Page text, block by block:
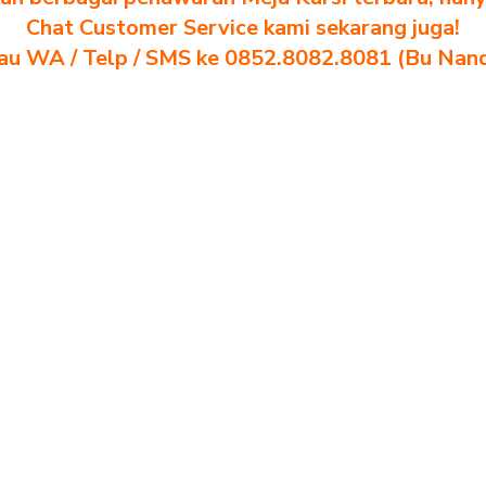
Chat Customer Service kami sekarang juga!
WA / Telp / SMS ke 0852.8082.8081 (Bu